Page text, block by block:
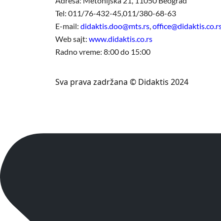
Tel: 011/76-432-45,011/380-68-63
E-mail: didaktis.doo@mts.rs
Web sajt: www.didaktis.co.rs
Radno vreme: 8:00 do 15:00
Sva prava zadržana © Didaktis 2024